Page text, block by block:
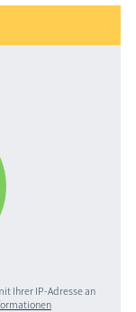
Ihrer IP-Adresse an